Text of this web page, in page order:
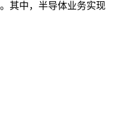
其中，半导体业务实现